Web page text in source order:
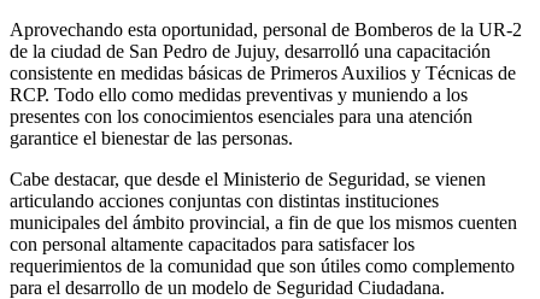
Aprovechando esta oportunidad, personal de Bomberos de la UR-2
de la ciudad de San Pedro de Jujuy, desarrolló una capacitación
consistente en medidas básicas de Primeros Auxilios y Técnicas de
RCP. Todo ello como medidas preventivas y muniendo a los
presentes con los conocimientos esenciales para una atención
garantice el bienestar de las personas.
Cabe destacar, que desde el Ministerio de Seguridad, se vienen
articulando acciones conjuntas con distintas instituciones
municipales del ámbito provincial, a fin de que los mismos cuenten
con personal altamente capacitados para satisfacer los
requerimientos de la comunidad que son útiles como complemento
para el desarrollo de un modelo de Seguridad Ciudadana.